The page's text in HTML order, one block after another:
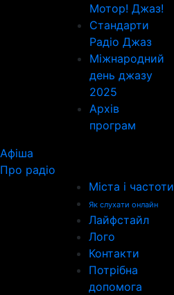
Мотор! Джаз!
Стандарти
Радіо Джаз
Міжнародний
день джазу
2025
Архів
програм
Афіша
Про радіо
Міста і частоти
Як слухати онлайн
Лайфстайл
Лого
Контакти
Потрібна
допомога